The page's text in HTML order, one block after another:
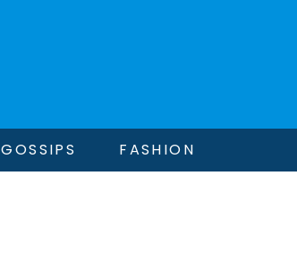
GOSSIPS FASHION